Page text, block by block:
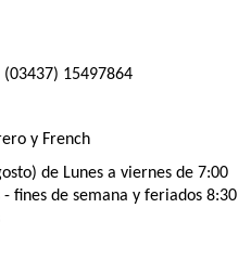
15497864
y French
de Lunes a viernes de 7:00
fines de semana y feriados 8:30